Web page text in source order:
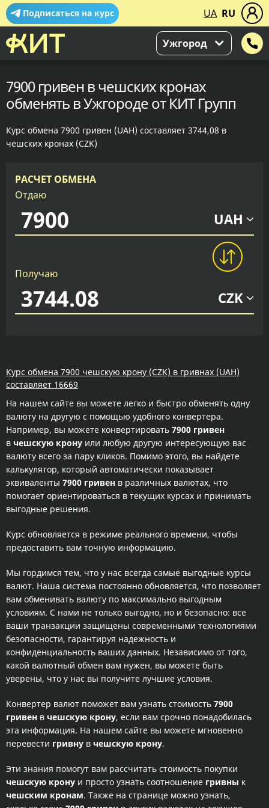
Подписаться на курс UA RU
Ужгород
7900 гривен в чешских кронах
обменять в Ужгороде от КИТ Групп
Курс обмена 7900 гривен (UAH) составляет 3744,08 в
чешских кронах (CZK)
РАСЧЕТ ОБМЕНА
Отдаю
UAH
Получаю
CZK
Курс обмена 7900 чешскую крону (CZK) в гривнах (UAH)
составляет 16669
На нашем сайте вы можете легко и быстро обменять одну
валюту на другую с помощью удобного конвертера.
Например, вы можете конвертировать 7900 гривен
в чешскую крону или любую другую интересующую вас
валюту всего за пару кликов. Помимо этого, вы найдете
калькулятор, который автоматически показывает
эквиваленты 7900 гривен в различных валютах, что
помогает ориентироваться в текущих курсах и принимать
выгодные решения.
Курс обновляется в режиме реального времени, чтобы
предоставить вам точную информацию.
Мы гордимся тем, что у нас всегда самые выгодные курсы
валют. Наша система постоянно обновляется, что позволяет
вам обменивать валюту по максимально выгодным
условиям. С нами не только выгодно, но и безопасно: все
ваши транзакции защищены современными технологиями
безопасности, гарантируя надежность и
конфиденциальность ваших данных. Независимо от того,
какой валютный обмен вам нужен, вы можете быть
уверены, что у нас вы получите лучшие условия.
Конвертер валют поможет вам узнать стоимость 7900
гривен в чешскую крону, если вам срочно понадобилась
эта информация. На нашем сайте вы можете мгновенно
перевести гривну в чешскую крону.
Эти знания помогут вам рассчитать стоимость покупки
чешскую крону и просто узнать соотношение гривны к
чешским кронам. Также на странице можно узнать,